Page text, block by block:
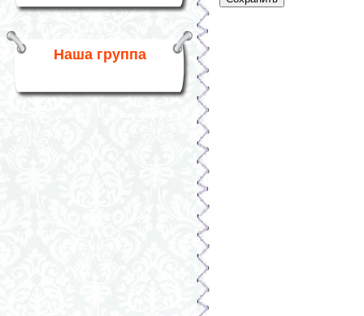
Наша группа